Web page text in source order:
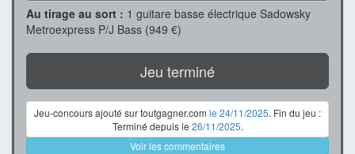
Au tirage au sort : 1 guitare basse électrique Sadowsky
Metroexpress P/J Bass (949 €)
Jeu terminé
Jeu-concours ajouté sur toutgagner.com le 24/11/2025. Fin du jeu :
Terminé depuis le 26/11/2025.
Voir les commentaires